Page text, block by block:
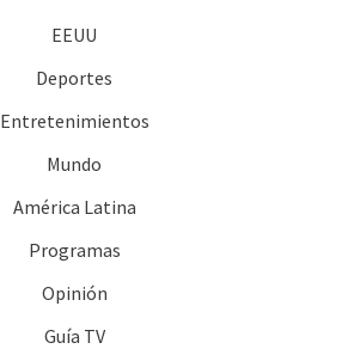
EEUU
Deportes
Entretenimientos
Mundo
América Latina
Programas
Opinión
Guía TV